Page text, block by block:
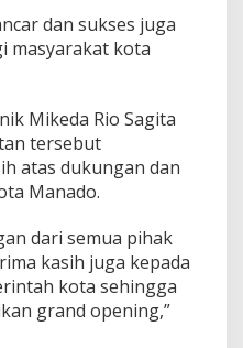
dan sukses juga
masyarakat kota
Mikeda Rio Sagita
tersebut
atas dukungan dan
Manado.
dari semua pihak
kasih juga kepada
kota sehingga
grand opening,”